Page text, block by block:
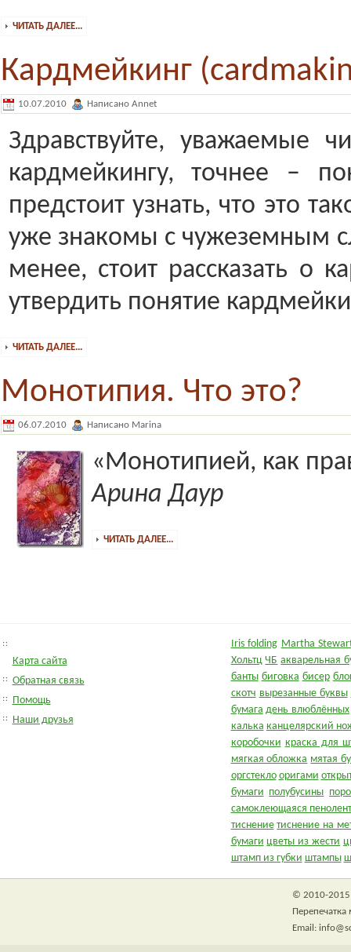
ЧИТАТЬ ДАЛЕЕ...
Кардмейкинг
10.07.2010 Написано Annet
Здравствуйте, уважаемые
кардмейкингу, точнее –
предстоит узнать, что это
уже знакомы с чужеземным
менее, стоит рассказать о
утвердить понятие
ЧИТАТЬ ДАЛЕЕ...
Монотипия. Что это?
06.07.2010 Написано Marina
«Монотипией, как
Арина Даур
ЧИТАТЬ ДАЛЕЕ...
Карта сайта
Обратная связь
Помощь
Наши друзья
Iris folding Martha
Хольтц ЧБ акварельная
банты биговка бисер
скотч вырезанные буквы
бумага день влюблённых
калька канцелярский
коробочки краска для
мягкая обложка мятая
оргстекло оригами
бумаги полубусины
самоклеющаяся
тиснение тиснение на
бумаги цветы из жести
штамп из губки штампы
© 2010-2015
Email: